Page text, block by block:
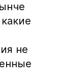
какие
не